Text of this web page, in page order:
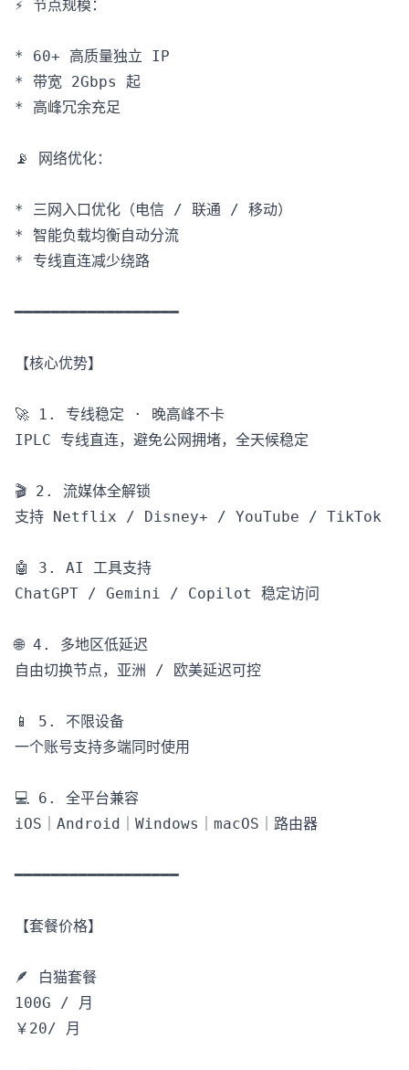
⚡️ 节点规模：
* 60+ 高质量独立 IP
* 带宽 2Gbps 起
* 高峰冗余充足
📡 网络优化：
* 三网入口优化（电信 / 联通 / 移动）
* 智能负载均衡自动分流
* 专线直连减少绕路
━━━━━━━━━━━━━━━━━━
【核心优势】
🚀 1. 专线稳定 · 晚高峰不卡
IPLC 专线直连，避免公网拥堵，全天候稳定
🎬 2. 流媒体全解锁
支持 Netflix / Disney+ / YouTube / TikTok
🤖 3. AI 工具支持
ChatGPT / Gemini / Copilot 稳定访问
🌐 4. 多地区低延迟
自由切换节点，亚洲 / 欧美延迟可控
📱 5. 不限设备
一个账号支持多端同时使用
💻 6. 全平台兼容
iOS｜Android｜Windows｜macOS｜路由器
━━━━━━━━━━━━━━━━━━
【套餐价格】
🪶 白猫套餐
100G / 月
￥20/ 月